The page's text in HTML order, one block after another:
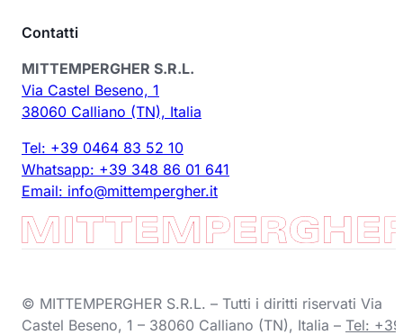
Contatti
MITTEMPERGHER S.R.L.
Via Castel Beseno, 1
38060 Calliano (TN), Italia
Tel: +39 0464 83 52 10
Whatsapp: +39 348 86 01 641
Email: info@mittempergher.it
© MITTEMPERGHER S.R.L. – Tutti i diritti riservati Via
Castel Beseno, 1 – 38060 Calliano (TN), Italia – Tel: +39